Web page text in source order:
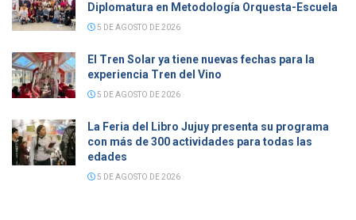
Diplomatura en Metodología Orquesta-Escuela
5 DE AGOSTO DE 2026
El Tren Solar ya tiene nuevas fechas para la
experiencia Tren del Vino
5 DE AGOSTO DE 2026
La Feria del Libro Jujuy presenta su programa
con más de 300 actividades para todas las
edades
5 DE AGOSTO DE 2026